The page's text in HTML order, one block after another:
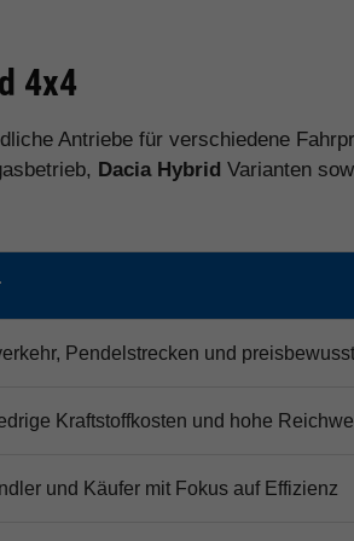
4x4
Antriebe für verschiedene
Dacia Hybrid Varianten
Pendelstrecken und
Kraftstoffkosten und hohe
und Käufer mit Fokus auf Effizienz